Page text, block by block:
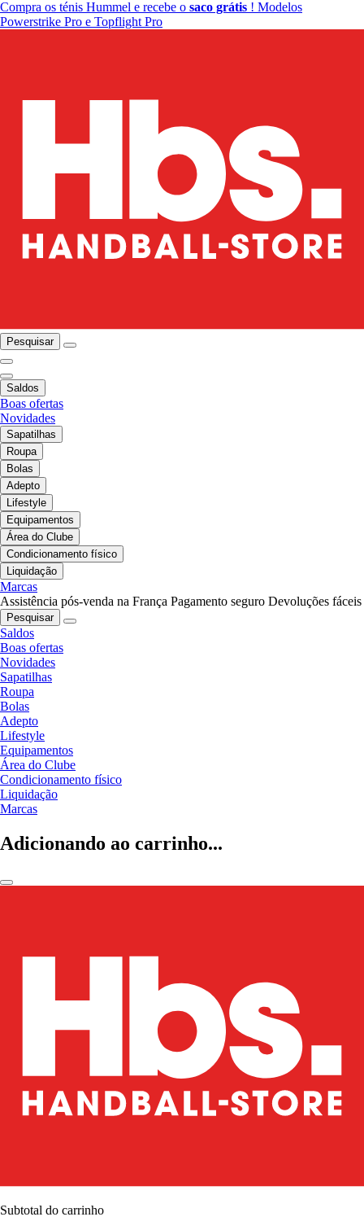
Compra os ténis Hummel e recebe o saco grátis ! Modelos
Powerstrike Pro e Topflight Pro
Pesquisar
Saldos
Boas ofertas
Novidades
Sapatilhas
Roupa
Bolas
Adepto
Lifestyle
Equipamentos
Área do Clube
Condicionamento físico
Liquidação
Marcas
Assistência pós-venda na França Pagamento seguro Devoluções fáceis
Pesquisar
Saldos
Boas ofertas
Novidades
Sapatilhas
Roupa
Bolas
Adepto
Lifestyle
Equipamentos
Área do Clube
Condicionamento físico
Liquidação
Marcas
Adicionando ao carrinho...
Subtotal do carrinho